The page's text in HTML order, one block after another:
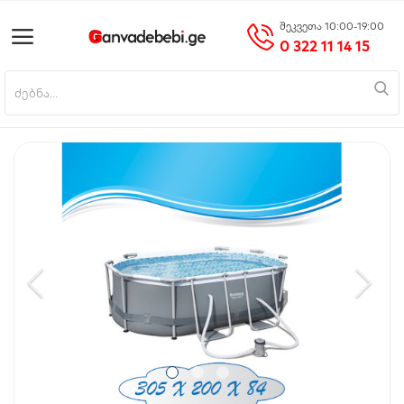
შეკვეთა 10:00-19:00
0 322 11 14 15
მობილურები
საოჯახო ტექნიკა
ციფრული ტექნიკა